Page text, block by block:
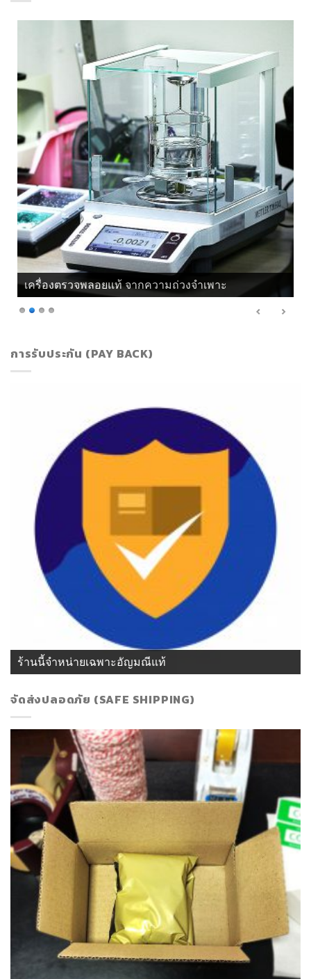
เครื่องตรวจพลอยแท้ จากความถ่วงจำเพาะ
การรับประกัน (PAY BACK)
ร้านนี้จำหน่ายเฉพาะอัญมณีแท้
จัดส่งปลอดภัย (SAFE SHIPPING)